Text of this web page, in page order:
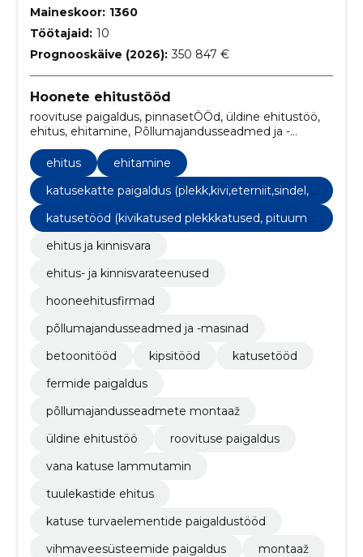
Maineskoor: 1360
Töötajaid: 10
Prognooskäive (2026): 350 847 €
Hoonete ehitustööd
roovituse paigaldus, pinnasetÖÖd, üldine ehitustöö,
ehitus, ehitamine, Põllumajandusseadmed ja -
masinad, betoonitööd, kipsitööd, Katusetööd, fermide
paigaldus
ehitus
ehitamine
katusekatte paigaldus (plekk,kivi,eterniit,sindel,p
katusetööd (kivikatused plekkkatused, pituume
n)
ehitus ja kinnisvara
ehitus- ja kinnisvarateenused
hooneehitusfirmad
põllumajandusseadmed ja -masinad
betoonitööd
kipsitööd
katusetööd
fermide paigaldus
põllumajandusseadmete montaaž
üldine ehitustöö
roovituse paigaldus
vana katuse lammutamin
tuulekastide ehitus
katuse turvaelementide paigaldustööd
vihmaveesüsteemide paigaldus
montaaž